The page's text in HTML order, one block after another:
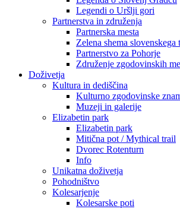
Legendi o Uršlji gori
Partnerstva in združenja
Partnerska mesta
Zelena shema slovenskega
Partnerstvo za Pohorje
Združenje zgodovinskih
Doživetja
Kultura in dediščina
Kulturno zgodovinske
Muzeji in galerije
Elizabetin park
Elizabetin park
Mitična pot / Mythical trail
Dvorec Rotenturn
Info
Unikatna doživetja
Pohodništvo
Kolesarjenje
Kolesarske poti